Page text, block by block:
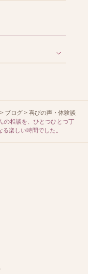
> ブログ >喜びの声・体験談
の相談を、ひとつひとつ丁
楽しい時間でした。